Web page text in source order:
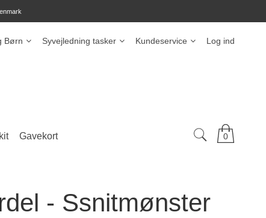
Børn Syvejledning tasker Kundeservice Log ind
0
Gavekort
- Ssnitmønster